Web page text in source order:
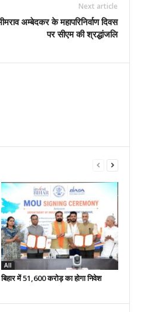
Next article
अम्बेदकर के महापरिनिर्वाण दिवस
पर सीएम की श्रद्धांजलि
All
बिहार में 51,600 करोड़ का होगा निवेश